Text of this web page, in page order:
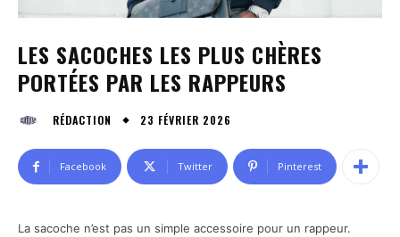
LES SACOCHES LES PLUS CHÈRES
PORTÉES PAR LES RAPPEURS
RÉDACTION 23 FÉVRIER 2026
Facebook Twitter Pinterest
La sacoche n’est pas un simple accessoire pour un rappeur.